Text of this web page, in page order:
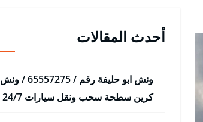
أحدث المقالات
ونش ابو حليفة رقم / 65557275 / ونش
كرين سطحة سحب ونقل سيارات 24/7